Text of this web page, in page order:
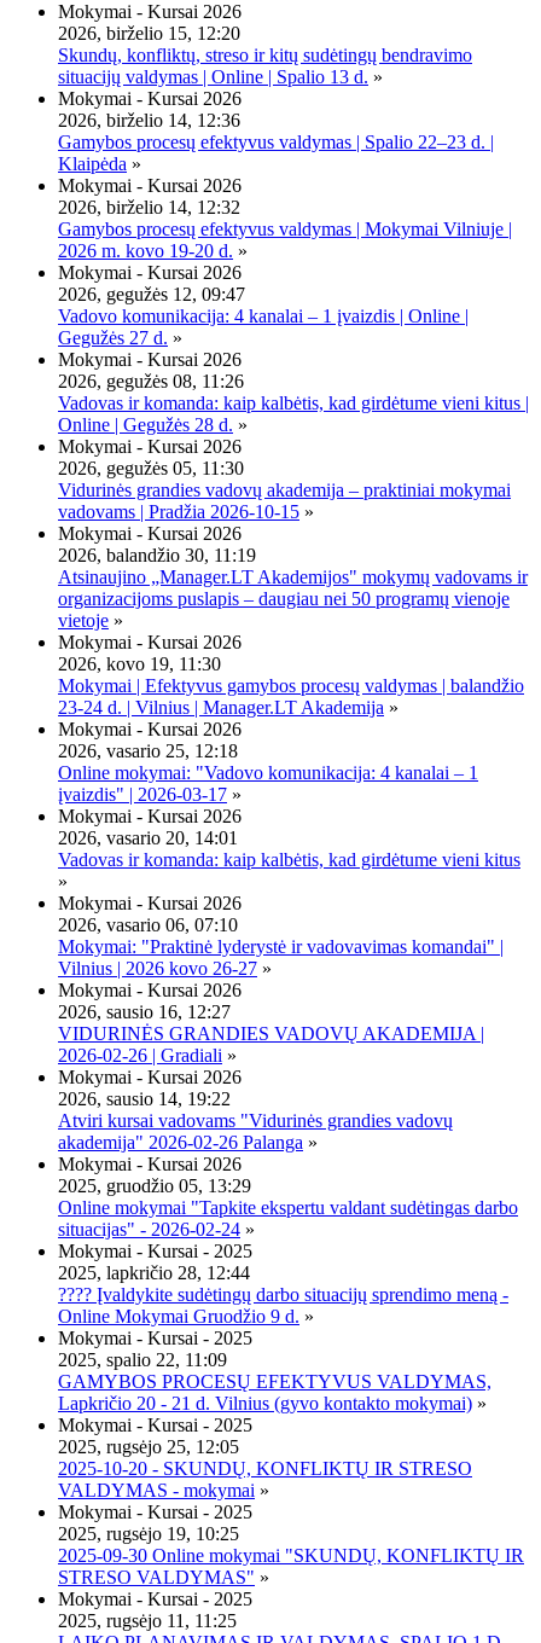
Mokymai - Kursai 2026
2026, birželio 15, 12:20
Skundų, konfliktų, streso ir kitų sudėtingų bendravimo
situacijų valdymas | Online | Spalio 13 d. »
Mokymai - Kursai 2026
2026, birželio 14, 12:36
Gamybos procesų efektyvus valdymas | Spalio 22–23 d. |
Klaipėda »
Mokymai - Kursai 2026
2026, birželio 14, 12:32
Gamybos procesų efektyvus valdymas | Mokymai Vilniuje |
2026 m. kovo 19-20 d. »
Mokymai - Kursai 2026
2026, gegužės 12, 09:47
Vadovo komunikacija: 4 kanalai – 1 įvaizdis | Online |
Gegužės 27 d. »
Mokymai - Kursai 2026
2026, gegužės 08, 11:26
Vadovas ir komanda: kaip kalbėtis, kad girdėtume vieni kitus |
Online | Gegužės 28 d. »
Mokymai - Kursai 2026
2026, gegužės 05, 11:30
Vidurinės grandies vadovų akademija – praktiniai mokymai
vadovams | Pradžia 2026-10-15 »
Mokymai - Kursai 2026
2026, balandžio 30, 11:19
Atsinaujino „Manager.LT Akademijos" mokymų vadovams ir
organizacijoms puslapis – daugiau nei 50 programų vienoje
vietoje »
Mokymai - Kursai 2026
2026, kovo 19, 11:30
Mokymai | Efektyvus gamybos procesų valdymas | balandžio
23-24 d. | Vilnius | Manager.LT Akademija »
Mokymai - Kursai 2026
2026, vasario 25, 12:18
Online mokymai: "Vadovo komunikacija: 4 kanalai – 1
įvaizdis" | 2026-03-17 »
Mokymai - Kursai 2026
2026, vasario 20, 14:01
Vadovas ir komanda: kaip kalbėtis, kad girdėtume vieni kitus
»
Mokymai - Kursai 2026
2026, vasario 06, 07:10
Mokymai: "Praktinė lyderystė ir vadovavimas komandai" |
Vilnius | 2026 kovo 26-27 »
Mokymai - Kursai 2026
2026, sausio 16, 12:27
VIDURINĖS GRANDIES VADOVŲ AKADEMIJA |
2026-02-26 | Gradiali »
Mokymai - Kursai 2026
2026, sausio 14, 19:22
Atviri kursai vadovams "Vidurinės grandies vadovų
akademija" 2026-02-26 Palanga »
Mokymai - Kursai 2026
2025, gruodžio 05, 13:29
Online mokymai "Tapkite ekspertu valdant sudėtingas darbo
situacijas" - 2026-02-24 »
Mokymai - Kursai - 2025
2025, lapkričio 28, 12:44
???? Įvaldykite sudėtingų darbo situacijų sprendimo meną -
Online Mokymai Gruodžio 9 d. »
Mokymai - Kursai - 2025
2025, spalio 22, 11:09
GAMYBOS PROCESŲ EFEKTYVUS VALDYMAS,
Lapkričio 20 - 21 d. Vilnius (gyvo kontakto mokymai) »
Mokymai - Kursai - 2025
2025, rugsėjo 25, 12:05
2025-10-20 - SKUNDŲ, KONFLIKTŲ IR STRESO
VALDYMAS - mokymai »
Mokymai - Kursai - 2025
2025, rugsėjo 19, 10:25
2025-09-30 Online mokymai "SKUNDŲ, KONFLIKTŲ IR
STRESO VALDYMAS" »
Mokymai - Kursai - 2025
2025, rugsėjo 11, 11:25